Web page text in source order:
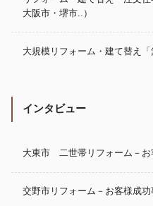
大阪市・堺市..）
大規模リフォーム・建て替え
インタビュー
大東市 二世帯リフォーム－お
交野市リフォーム－お客様成